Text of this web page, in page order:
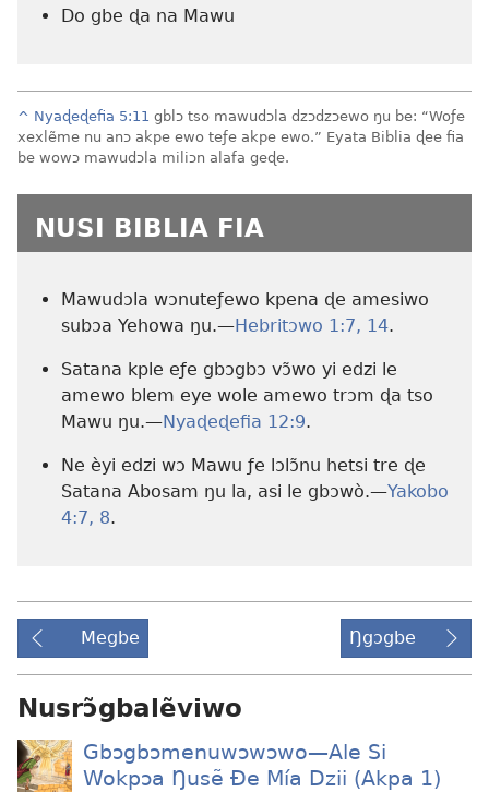
Do gbe ɖa na Mawu
^ Nyaɖeɖefia 5:11 gblɔ tso mawudɔla dzɔdzɔewo ŋu be: “Woƒe
xexlẽme nu anɔ akpe ewo teƒe akpe ewo.” Eyata Biblia ɖee fia
be wowɔ mawudɔla miliɔn alafa geɖe.
NUSI BIBLIA FIA
Mawudɔla wɔnuteƒewo kpena ɖe amesiwo
subɔa Yehowa ŋu.—Hebritɔwo 1:7, 14.
Satana kple eƒe gbɔgbɔ vɔ̃wo yi edzi le
amewo blem eye wole amewo trɔm ɖa tso
Mawu ŋu.—Nyaɖeɖefia 12:9.
Ne èyi edzi wɔ Mawu ƒe lɔlɔ̃nu hetsi tre ɖe
Satana Abosam ŋu la, asi le gbɔwò.—Yakobo
4:7, 8.
Megbe Ŋgɔgbe
Nusrɔ̃gbalẽviwo
Gbɔgbɔmenuwɔwɔwo—Ale Si
Wokpɔa Ŋusẽ Ðe Mía Dzii (Akpa 1)